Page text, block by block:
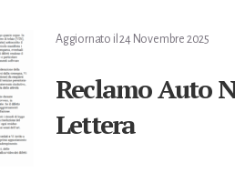
Aggiornato il24 Novembre 2025
Reclamo Auto
Lettera